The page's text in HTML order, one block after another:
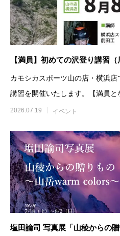
【満員】初めての沢登り講習（
カモシカスポーツ山の店・横浜
講習を開催いたします。【満員と
フ 前田 工イベ
2026.07.19 イベント
塩田諭司 写真展「山稜からの